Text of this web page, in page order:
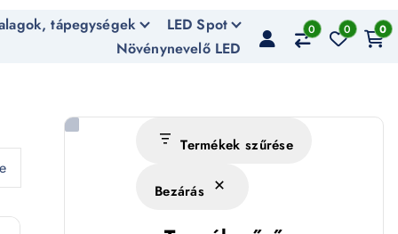
tápegységek
LED Spot
Növénynevelő LED
0 0 0
Termékek szűrése
Bezárás